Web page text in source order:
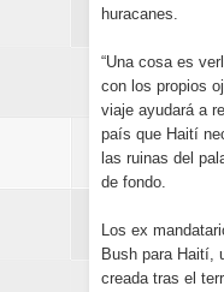
huracanes.
“Una cosa es
con los propios
viaje ayudará a
país que Haití
las ruinas del
de fondo.
Los ex
Bush para Haití,
creada tras el